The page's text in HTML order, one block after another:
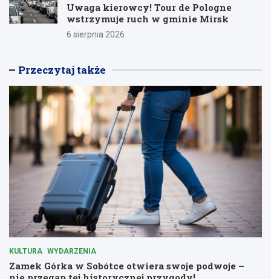
Uwaga kierowcy! Tour de Pologne
wstrzymuje ruch w gminie Mirsk
6 sierpnia 2026
Przeczytaj także
KULTURA WYDARZENIA
Zamek Górka w Sobótce otwiera swoje podwoje –